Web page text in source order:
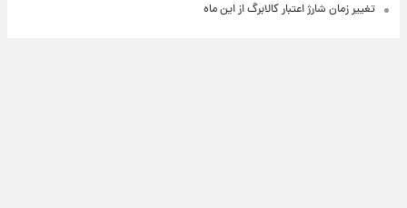
تغییر زمان شارژ اعتبار کالابرگ از این ماه